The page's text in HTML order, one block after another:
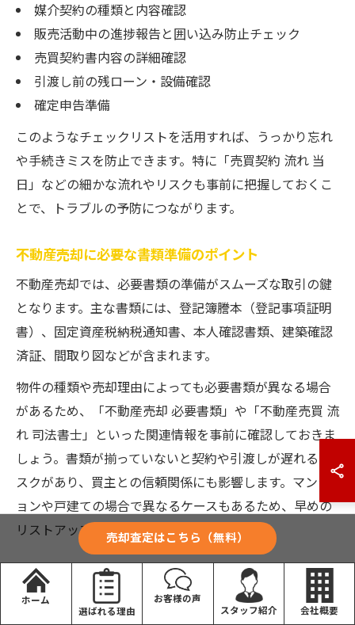
媒介契約の種類と内容確認
販売活動中の進捗報告と囲い込み防止チェック
売買契約書内容の詳細確認
引渡し前の残ローン・設備確認
確定申告準備
このようなチェックリストを活用すれば、うっかり忘れ
や手続きミスを防止できます。特に「売買契約 流れ 当
日」などの細かな流れやリスクも事前に把握しておくこ
とで、トラブルの予防につながります。
不動産売却に必要な書類準備のポイント
不動産売却では、必要書類の準備がスムーズな取引の鍵
となります。主な書類には、登記簿謄本（登記事項証明
書）、固定資産税納税通知書、本人確認書類、建築確認
済証、間取り図などが含まれます。
物件の種類や売却理由によっても必要書類が異なる場合
があるため、「不動産売却 必要書類」や「不動産売買 流
れ 司法書士」といった関連情報を事前に確認しておきま
しょう。書類が揃っていないと契約や引渡しが遅れるリ
スクがあり、買主との信頼関係にも影響します。マンシ
ョンや戸建ての場合で異なるケースもあるため、早めの
リストアップと準備が重要です。
売却活動前に押さえるべき流れの要点
売却活動を始める前には、売却時期の見極めや希望価格
売却査定はこちら（無料）
ホーム
選ばれる理由
お客様の声
スタッフ紹介
会社概要